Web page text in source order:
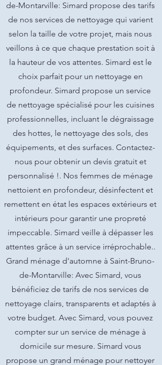
de-Montarville: Simard propose des tarifs
de nos services de nettoyage qui varient
selon la taille de votre projet, mais nous
veillons à ce que chaque prestation soit à
la hauteur de vos attentes. Simard est le
choix parfait pour un nettoyage en
profondeur. Simard propose un service
de nettoyage spécialisé pour les cuisines
professionnelles, incluant le dégraissage
des hottes, le nettoyage des sols, des
équipements, et des surfaces. Contactez-
nous pour obtenir un devis gratuit et
personnalisé !. Nos femmes de ménage
nettoient en profondeur, désinfectent et
remettent en état les espaces extérieurs et
intérieurs pour garantir une propreté
impeccable. Simard veille à dépasser les
attentes grâce à un service irréprochable..
Grand ménage d'automne à Saint-Bruno-
de-Montarville: Avec Simard, vous
bénéficiez de tarifs de nos services de
nettoyage clairs, transparents et adaptés à
votre budget. Avec Simard, vous pouvez
compter sur un service de ménage à
domicile sur mesure. Simard vous
propose un grand ménage pour nettoyer